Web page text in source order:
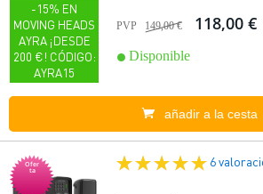
-15% EN
MOVING HEADS
AYRA ¡DESDE
200 €! CÓDIGO:
AYRA15
PVP 149,00 € 118,00 €
Disponible
añadir a la cesta
Ofer
ta
6